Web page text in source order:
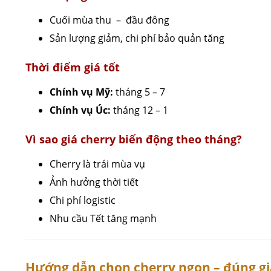
Cuối mùa thu – đầu đông
Sản lượng giảm, chi phí bảo quản tăng
Thời điểm giá tốt
Chính vụ Mỹ: tháng 5 – 7
Chính vụ Úc: tháng 12 – 1
Vì sao giá cherry biến động theo tháng?
Cherry là trái mùa vụ
Ảnh hưởng thời tiết
Chi phí logistic
Nhu cầu Tết tăng mạnh
Hướng dẫn chọn cherry ngon – đúng